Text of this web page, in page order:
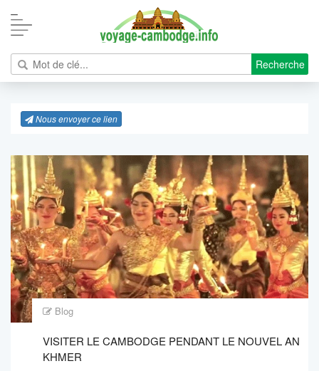
Recherche
Nous envoyer ce lien
Blog
VISITER LE CAMBODGE PENDANT LE NOUVEL AN
KHMER